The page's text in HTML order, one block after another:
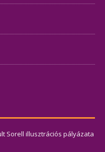
Sorell illusztrációs pályázata